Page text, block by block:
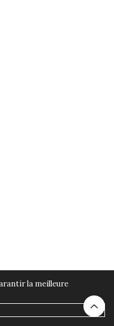
la meilleure